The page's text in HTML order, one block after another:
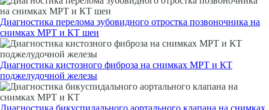
Диагностика перелома зубовидного отростка позвоночника на
снимках МРТ и КТ шеи
Диагностика кистозного фиброза на снимках МРТ и КТ
поджелудочной железы
Диагностика бикуспидального аортального клапана на снимках